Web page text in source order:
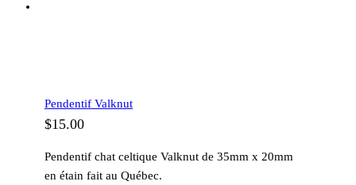
Pendentif Valknut
$15.00
Pendentif chat celtique Valknut de 35mm x 20mm
en étain fait au Québec.